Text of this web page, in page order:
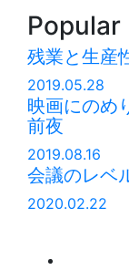
Popular
残業と生産
2019.05.28
映画にのめ
前夜
2019.08.16
会議のレベ
2020.02.22